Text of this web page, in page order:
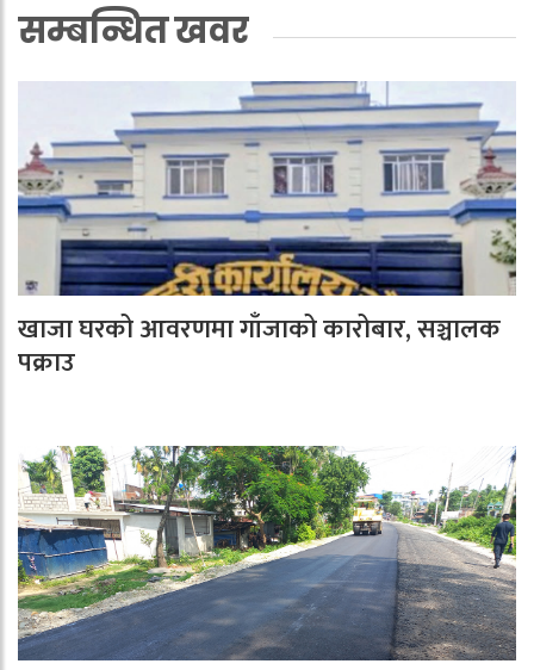
सम्बन्धित खवर
खाजा घरको आवरणमा गाँजाको कारोबार, सञ्चालक
पक्राउ